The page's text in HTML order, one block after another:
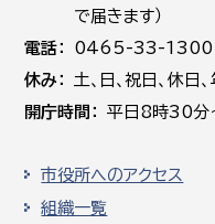
で届きます）
電話
0465-33-1300（
休み
土､日､祝日、休
開庁時間
平日8時30
市役所へのアクセス
組織一覧